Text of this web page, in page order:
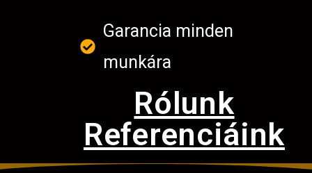
Garancia minden
munkára
Rólunk
Referenciáink